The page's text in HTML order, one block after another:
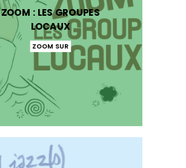
ZOOM : LES GROUPES
LOCAUX
ZOOM SUR